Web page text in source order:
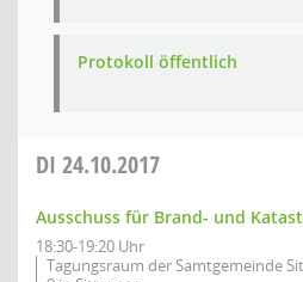
Protokoll öffentlich
DI 24.10.2017
Ausschuss für Brand- und
18:30-19:20 Uhr
Tagungsraum der Samtgemeinde